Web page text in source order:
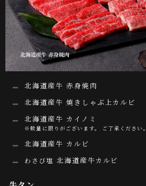
北海道産牛 赤身焼肉
北海道産牛 焼きしゃぶ上カルビ
北海道産牛 カイノミ
※数量に限りがございます。 ご了承ください。
北海道産牛 カルビ
わさび塩 北海道産牛カルビ